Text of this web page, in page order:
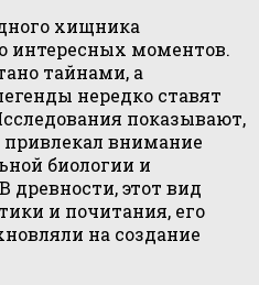
хищника
интересных моментов.
тайнами, а
нередко ставят
показывают,
привлекал внимание
биологии и
древности, этот вид
и почитания, его
на создание